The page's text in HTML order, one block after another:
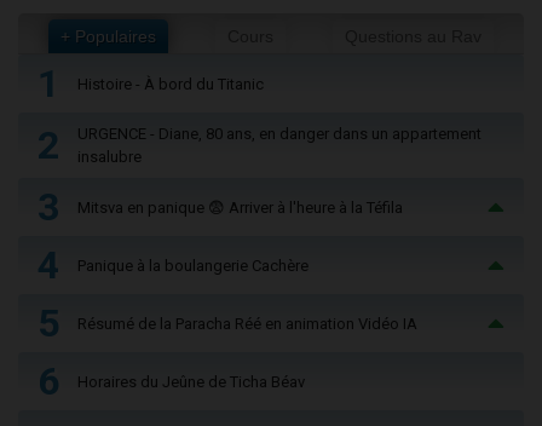
+ Populaires
1 Histoire - À bord du Titanic
2
URGENCE - Diane, 80 ans, en danger dans un appartement
insalubre
3 Mitsva en panique 😨 Arriver à l'heure à la Téfila
4 Panique à la boulangerie Cachère
5 Résumé de la Paracha Réé en animation Vidéo IA
6 Horaires du Jeûne de Ticha Béav